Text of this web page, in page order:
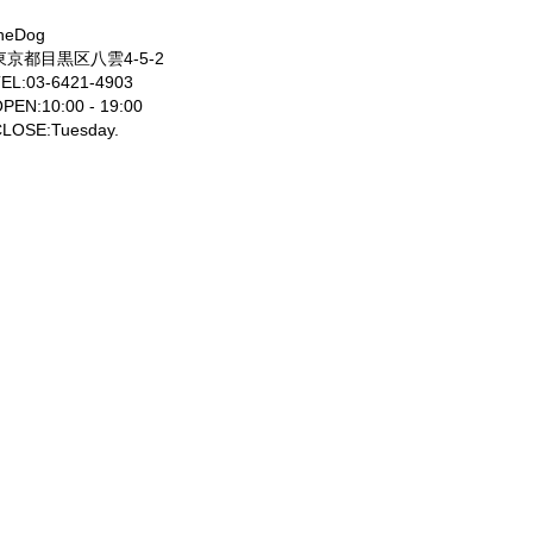
京都目黒区八雲4-5-2
6421-4903
- 19:00